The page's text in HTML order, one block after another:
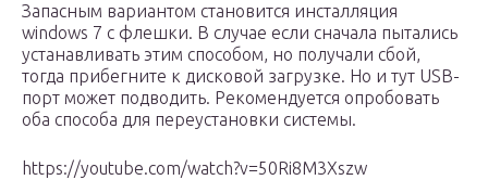
Запасным вариантом становится инсталляция
windows 7 с флешки. В случае если сначала пытались
устанавливать этим способом, но получали сбой,
тогда прибегните к дисковой загрузке. Но и тут USB-
порт может подводить. Рекомендуется опробовать
оба способа для переустановки системы.
https://youtube.com/watch?v=50Ri8M3Xszw